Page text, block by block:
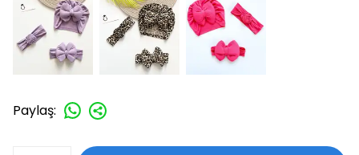
Paylaş: